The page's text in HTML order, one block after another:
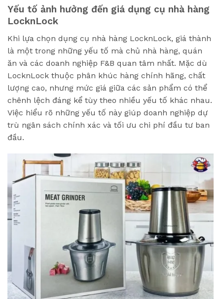
Yếu tố ảnh hưởng đến giá dụng cụ nhà hàng
LocknLock
Khi lựa chọn dụng cụ nhà hàng LocknLock, giá thành
là một trong những yếu tố mà chủ nhà hàng, quán
ăn và các doanh nghiệp F&B quan tâm nhất. Mặc dù
LocknLock thuộc phân khúc hàng chính hãng, chất
lượng cao, nhưng mức giá giữa các sản phẩm có thể
chênh lệch đáng kể tùy theo nhiều yếu tố khác nhau.
Việc hiểu rõ những yếu tố này giúp doanh nghiệp dự
trù ngân sách chính xác và tối ưu chi phí đầu tư ban
đầu.